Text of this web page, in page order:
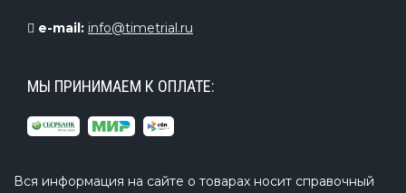
управления мотором позволяет избежать
e-mail: info@timetrial.ru
МЫ ПРИНИМАЕМ К ОПЛАТЕ:
Вся информация на сайте о товарах носит справочный